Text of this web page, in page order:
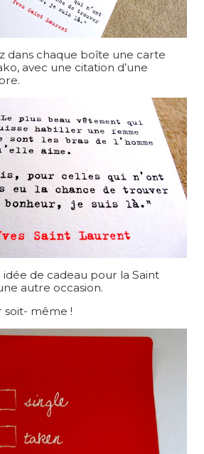
dans chaque boîte une carte
avec une citation d’une
de cadeau pour la Saint
autre occasion.
soit- même !